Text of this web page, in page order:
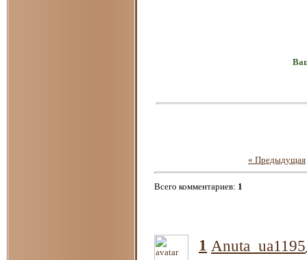
« Предыдущая
Всего комментариев: 1
1 Anuta_ua1195